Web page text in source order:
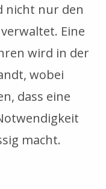
nicht nur den
Eine
wird in der
wobei
dass eine
macht.